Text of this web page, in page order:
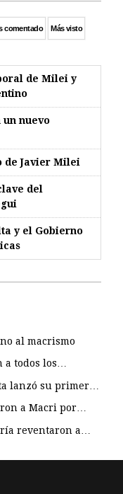
comentado Más visto
de Milei y
nuevo
de Javier Milei
del
y el Gobierno
al macrismo
a todos los…
lanzó su primer…
a Macri por…
reventaron a…